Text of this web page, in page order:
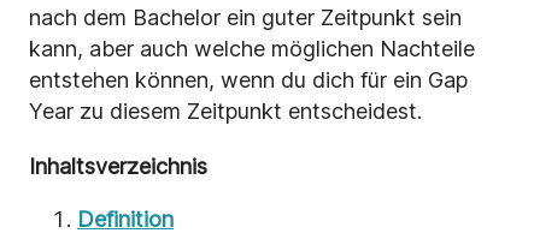
nach dem Bachelor ein guter Zeitpunkt sein
kann, aber auch welche möglichen Nachteile
entstehen können, wenn du dich für ein Gap
Year zu diesem Zeitpunkt entscheidest.
Inhaltsverzeichnis
Definition